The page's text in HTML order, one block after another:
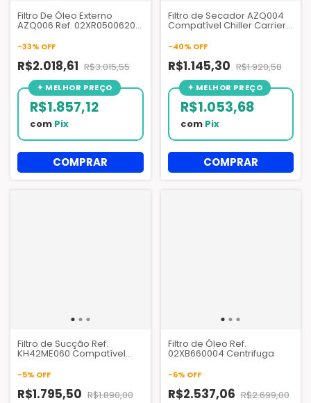
Filtro De Óleo Externo
AZQ006 Ref. 02XR05006201
-33% OFF
R$2.018,61 R$3.015,55
R$1.857,12
com Pix
Filtro de Secador AZQ004
Compatível Chiller Carrier
Ref. KH45LE120 - P502-8415
-40% OFF
R$1.145,30 R$1.920,58
R$1.053,68
com Pix
Filtro de Sucção Ref.
KH42ME060 Compatível
Chiller Carrier 19XR 19XRV -
AZQ147
-5% OFF
R$1.795,50 R$1.890,00
Filtro de Óleo Ref.
02XB660004 Centrifuga
-6% OFF
R$2.537,06 R$2.699,00